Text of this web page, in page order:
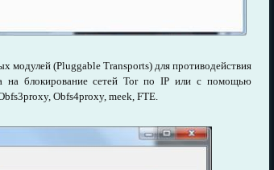
модулей (Pluggable Transports) для противодействия
на блокирование сетей Tor по IP или с помощью
Obfs4proxy, meek, FTE.